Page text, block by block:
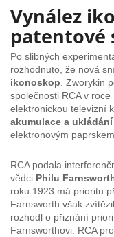
Vynález
patentové
Po slibných
rozhodnuto, že nová
ikonoskop . Zworykin
společnosti RCA v
elektronickou televizní
akumulace a
elektronovým paprskem.
RCA podala
vědci Philu
roku 1923 má prioritu
Farnsworth však
rozhodl o přiznání
Farnsworthovi. RCA